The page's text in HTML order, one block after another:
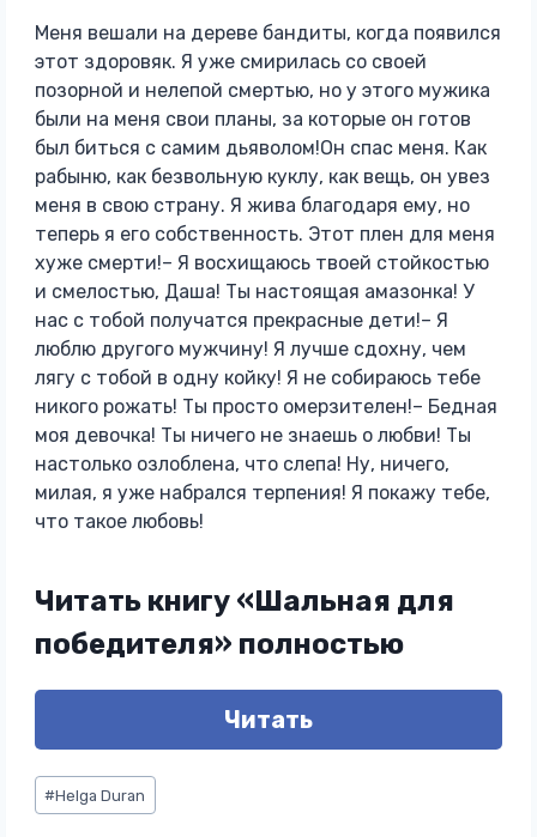
Меня вешали на дереве бандиты, когда появился
этот здоровяк. Я уже смирилась со своей
позорной и нелепой смертью, но у этого мужика
были на меня свои планы, за которые он готов
был биться с самим дьяволом!Он спас меня. Как
рабыню, как безвольную куклу, как вещь, он увез
меня в свою страну. Я жива благодаря ему, но
теперь я его собственность. Этот плен для меня
хуже смерти!– Я восхищаюсь твоей стойкостью
и смелостью, Даша! Ты настоящая амазонка! У
нас с тобой получатся прекрасные дети!– Я
люблю другого мужчину! Я лучше сдохну, чем
лягу с тобой в одну койку! Я не собираюсь тебе
никого рожать! Ты просто омерзителен!– Бедная
моя девочка! Ты ничего не знаешь о любви! Ты
настолько озлоблена, что слепа! Ну, ничего,
милая, я уже набрался терпения! Я покажу тебе,
что такое любовь!
Читать книгу «Шальная для
победителя» полностью
Читать
Метки
записи:
#Helga Duran